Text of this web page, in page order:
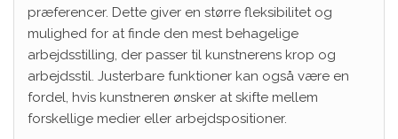
præferencer. Dette giver en større fleksibilitet og
mulighed for at finde den mest behagelige
arbejdsstilling, der passer til kunstnerens krop og
arbejdsstil. Justerbare funktioner kan også være en
fordel, hvis kunstneren ønsker at skifte mellem
forskellige medier eller arbejdspositioner.